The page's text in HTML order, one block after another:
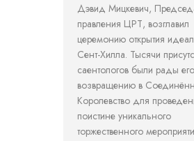
Дэвид Мицкевич,
правления ЦРТ, возглавил
церемонию открытия
Сент-Хилла. Тысячи
саентологов были рады его
возвращению в
Королевство для
поистине уникального
торжественного